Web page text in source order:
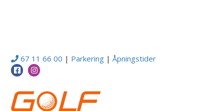
67 11 66 00 | Parkering |Åpningstider